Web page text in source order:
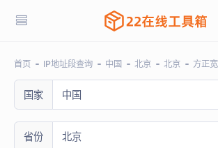
首页 IP地址段查询 中国 北京 北京 方正
国家 中国
省份 北京